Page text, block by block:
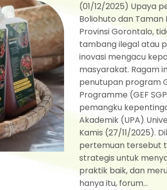
(01/12/2025) Upaya
Boliohuto dan Taman
Provinsi Gorontalo,
tambang ilegal atau
inovasi mengacu
masyarakat. Ragam
penutupan program
Programme (GEF
pemangku
Akademik (UPA)
Kamis (27/11/2025).
pertemuan tersebut
strategis untuk
praktik baik, dan
hanya itu, forum...